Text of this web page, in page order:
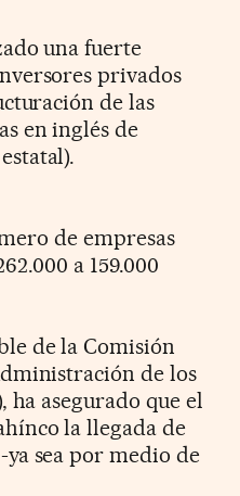
una fuerte
privados
de las
en inglés de
de empresas
a 159.000
de la Comisión
de los
ha asegurado que el
la llegada de
sea por medio de